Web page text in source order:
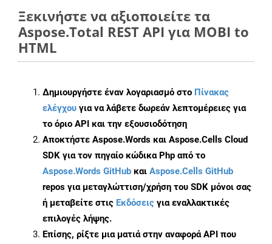
Ξεκινήστε να αξιοποιείτε τα
Aspose.Total REST API για MOBI to
HTML
Δημιουργήστε έναν λογαριασμό στο Πίνακας
ελέγχου για να λάβετε δωρεάν λεπτομέρειες για
το όριο API και την εξουσιοδότηση
Αποκτήστε Aspose.Words και Aspose.Cells Cloud
SDK για τον πηγαίο κώδικα Php από το
Aspose.Words GitHub και Aspose.Cells GitHub
repos για μεταγλώττιση/χρήση του SDK μόνοι σας
ή μεταβείτε στις Εκδόσεις για εναλλακτικές
επιλογές λήψης.
Επίσης, ρίξτε μια ματιά στην αναφορά API που